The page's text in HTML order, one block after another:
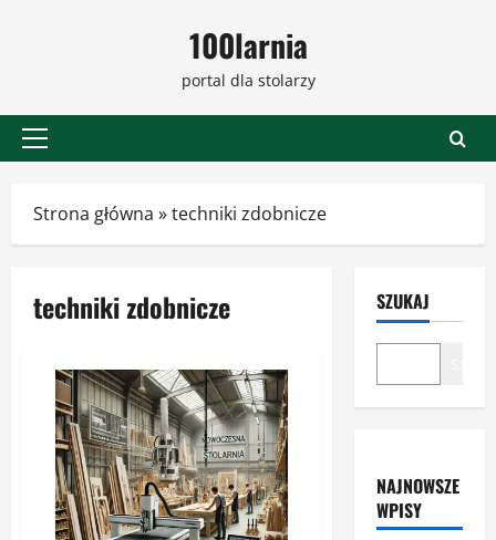
100larnia
portal dla stolarzy
Menu
Strona główna »techniki zdobnicze
techniki zdobnicze SZUKAJ
NAJNOWSZE
WPISY